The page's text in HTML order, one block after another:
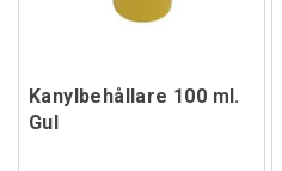
Kanylbehållare 100 ml.
Gul